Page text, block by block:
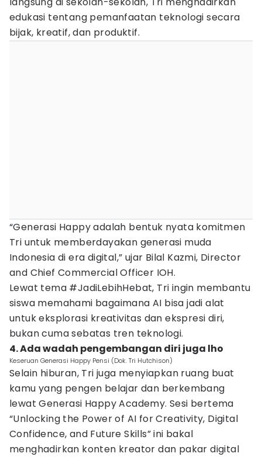
edukasi tentang pemanfaatan teknologi secara
bijak, kreatif, dan produktif.
“Generasi Happy adalah bentuk nyata komitmen
Tri untuk memberdayakan generasi muda
Indonesia di era digital,” ujar Bilal Kazmi, Director
and Chief Commercial Officer IOH.
Lewat tema #JadiLebihHebat, Tri ingin membantu
siswa memahami bagaimana AI bisa jadi alat
untuk eksplorasi kreativitas dan ekspresi diri,
bukan cuma sebatas tren teknologi.
4. Ada wadah pengembangan diri juga lho
Keseruan Generasi Happy Pensi (Dok. Tri Hutchison)
Selain hiburan, Tri juga menyiapkan ruang buat
kamu yang pengen belajar dan berkembang
lewat Generasi Happy Academy. Sesi bertema
“Unlocking the Power of AI for Creativity, Digital
Confidence, and Future Skills” ini bakal
menghadirkan konten kreator dan pakar digital